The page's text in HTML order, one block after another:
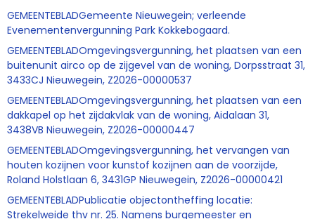
GEMEENTEBLADGemeente Nieuwegein; verleende
Evenementenvergunning Park Kokkebogaard.
GEMEENTEBLADOmgevingsvergunning, het plaatsen van een
buitenunit airco op de zijgevel van de woning, Dorpsstraat 31,
3433CJ Nieuwegein, Z2026-00000537
GEMEENTEBLADOmgevingsvergunning, het plaatsen van een
dakkapel op het zijdakvlak van de woning, Aidalaan 31,
3438VB Nieuwegein, Z2026-00000447
GEMEENTEBLADOmgevingsvergunning, het vervangen van
houten kozijnen voor kunstof kozijnen aan de voorzijde,
Roland Holstlaan 6, 3431GP Nieuwegein, Z2026-00000421
GEMEENTEBLADPublicatie objectontheffing locatie:
Strekelweide thv nr. 25. Namens burgemeester en